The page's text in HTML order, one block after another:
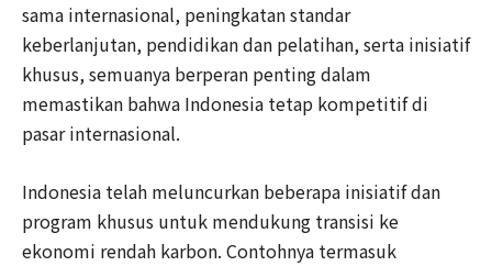
sama internasional, peningkatan standar
keberlanjutan, pendidikan dan pelatihan, serta inisiatif
khusus, semuanya berperan penting dalam
memastikan bahwa Indonesia tetap kompetitif di
pasar internasional.
Indonesia telah meluncurkan beberapa inisiatif dan
program khusus untuk mendukung transisi ke
ekonomi rendah karbon. Contohnya termasuk